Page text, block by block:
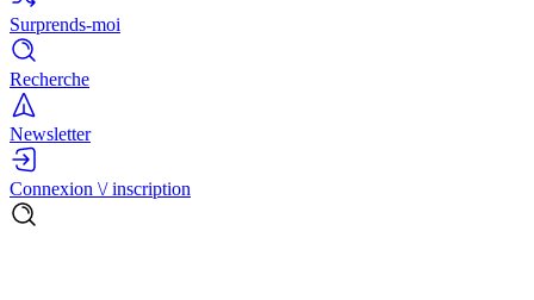
Surprends-moi
Recherche
Newsletter
Connexion \/ inscription